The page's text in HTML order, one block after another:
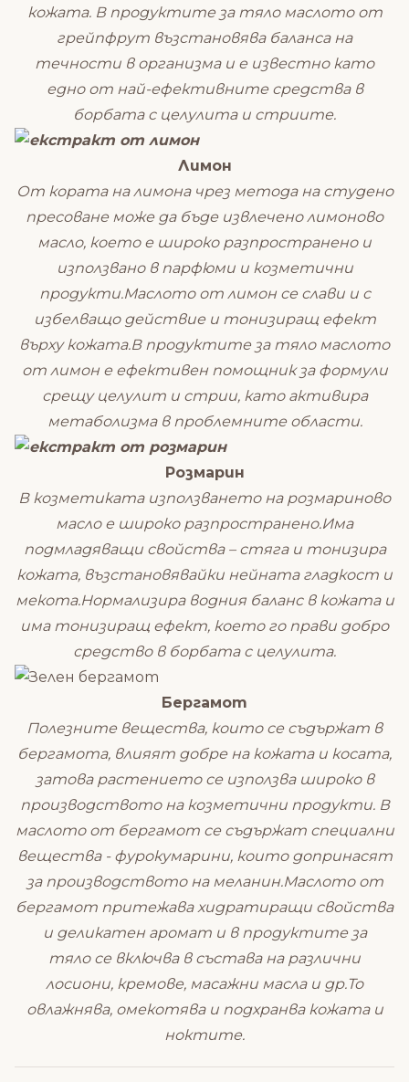
кожата. В продуктите за тяло маслото от
грейпфрут възстановява баланса на
течности в организма и е известно като
едно от най-ефективните средства в
борбата с целулита и стриите.
Лимон
От кората на лимона чрез метода на студено
пресоване може да бъде извлечено лимоново
масло, което е широко разпространено и
използвано в парфюми и козметични
продукти.Маслото от лимон се слави и с
избелващо действие и тонизиращ ефект
върху кожата.В продуктите за тяло маслото
от лимон е ефективен помощник за формули
срещу целулит и стрии, като активира
метаболизма в проблемните области.
Розмарин
В козметиката използването на розмариново
масло е широко разпространено.Има
подмладяващи свойства – стяга и тонизира
кожата, възстановявайки нейната гладкост и
мекота.Нормализира водния баланс в кожата и
има тонизиращ ефект, което го прави добро
средство в борбата с целулита.
Бергамот
Полезните вещества, които се съдържат в
бергамота, влияят добре на кожата и косата,
затова растението се използва широко в
производството на козметични продукти. В
маслото от бергамот се съдържат специални
вещества - фурокумарини, които допринасят
за производството на меланин.Маслото от
бергамот притежава хидратиращи свойства
и деликатен аромат и в продуктите за
тяло се включва в състава на различни
лосиони, кремове, масажни масла и др.То
овлажнява, омекотява и подхранва кожата и
ноктите.